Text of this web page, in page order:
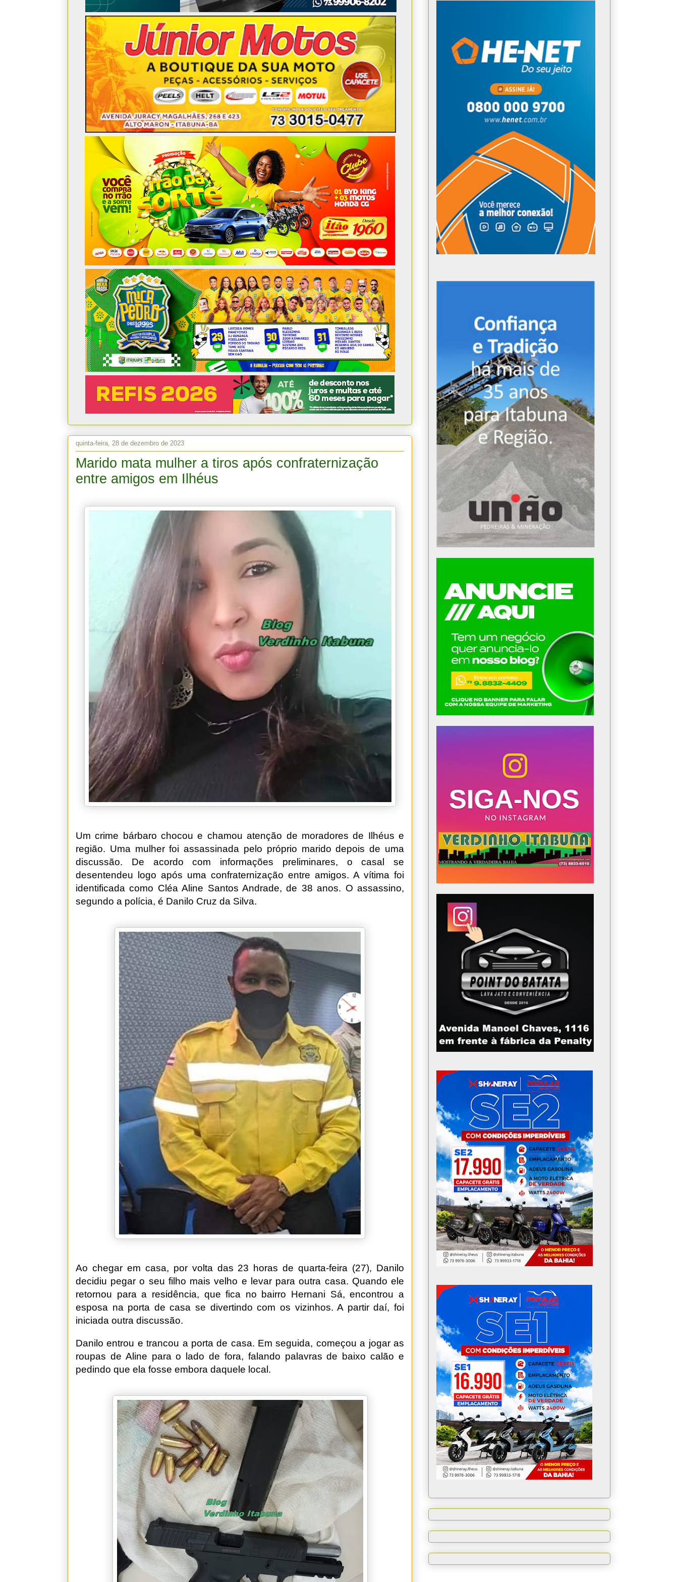
quinta-feira, 28 de dezembro de 2023
Marido mata mulher a tiros após confraternização
entre amigos em Ilhéus
Um crime bárbaro chocou e chamou atenção de moradores de Ilhéus e
região. Uma mulher foi assassinada pelo próprio marido depois de uma
discussão. De acordo com informações preliminares, o casal se
desentendeu logo após uma confraternização entre amigos. A vítima foi
identificada como Cléa Aline Santos Andrade, de 38 anos. O assassino,
segundo a polícia, é Danilo Cruz da Silva.
Ao chegar em casa, por volta das 23 horas de quarta-feira (27), Danilo
decidiu pegar o seu filho mais velho e levar para outra casa. Quando ele
retornou para a residência, que fica no bairro Hernani Sá, encontrou a
esposa na porta de casa se divertindo com os vizinhos. A partir daí, foi
iniciada outra discussão.
Danilo entrou e trancou a porta de casa. Em seguida, começou a jogar as
roupas de Aline para o lado de fora, falando palavras de baixo calão e
pedindo que ela fosse embora daquele local.